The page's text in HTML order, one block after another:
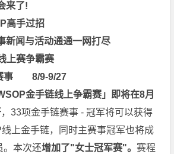
来了!
高手过招
新闻与活动通通一网打尽
上赛争霸赛
事 8/9-9/27
金手链线上争霸赛」 即将在8月
，33项金手链赛事 - 冠军将可以获得
上金手链，同时主赛事冠军也将成
。本次还增加了"女士冠军赛"。赛程